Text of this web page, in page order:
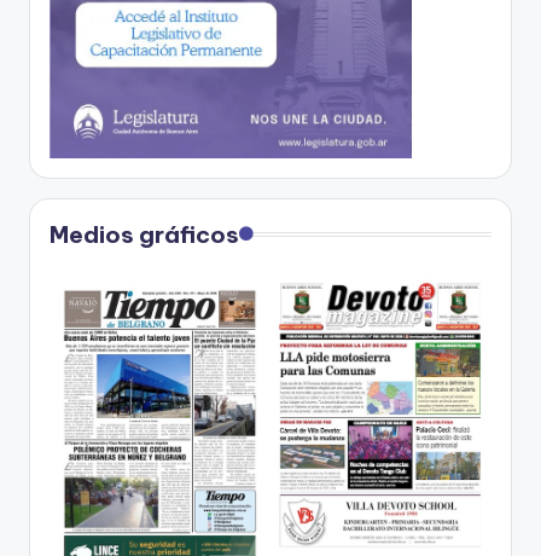
Medios gráficos